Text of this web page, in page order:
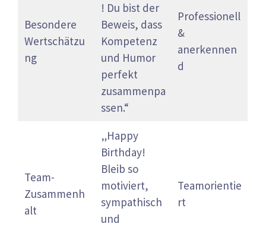
Besondere
Wertschätzu
ng
! Du bist der
Beweis, dass
Kompetenz
und Humor
perfekt
zusammenpa
ssen.“
Professionell
&
anerkennen
d
Team-
Zusammenh
alt
„Happy
Birthday!
Bleib so
motiviert,
sympathisch
und
Teamorientie
rt